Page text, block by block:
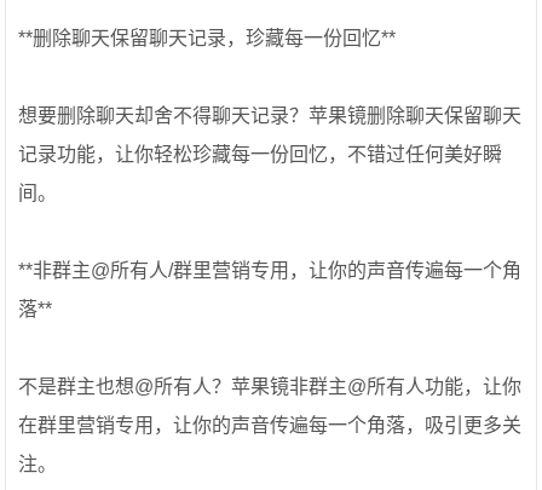
**删除聊天保留聊天记录，珍藏每一份回忆**
想要删除聊天却舍不得聊天记录？苹果镜删除聊天保留聊天
记录功能，让你轻松珍藏每一份回忆，不错过任何美好瞬
间。
**非群主@所有人/群里营销专用，让你的声音传遍每一个角
落**
不是群主也想@所有人？苹果镜非群主@所有人功能，让你
在群里营销专用，让你的声音传遍每一个角落，吸引更多关
注。